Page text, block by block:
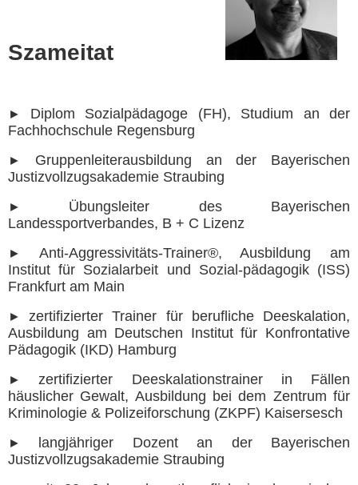
Szameitat
► Diplom Sozialpädagoge (FH), Studium an der
Fachhochschule Regensburg
►
Gruppenleiterausbildung an der Bayerischen
Justizvollzugsakademie Straubing
► Übungsleiter des Bayerischen
Landessportverbandes, B + C Lizenz
► Anti-Aggressivitäts-Trainer®, Ausbildung am
Institut für Sozialarbeit und Sozial-pädagogik (ISS)
Frankfurt am Main
► zertifizierter Trainer für berufliche Deeskalation,
Ausbildung am Deutschen Institut für Konfrontative
Pädagogik (IKD) Hamburg
► zertifizierter Deeskalationstrainer in Fällen
häuslicher Gewalt, Ausbildung bei dem Zentrum für
Kriminologie & Polizeiforschung (ZKPF) Kaisersesch
►
langjähriger Dozent an der Bayerischen
Justizvollzugsakademie Straubing